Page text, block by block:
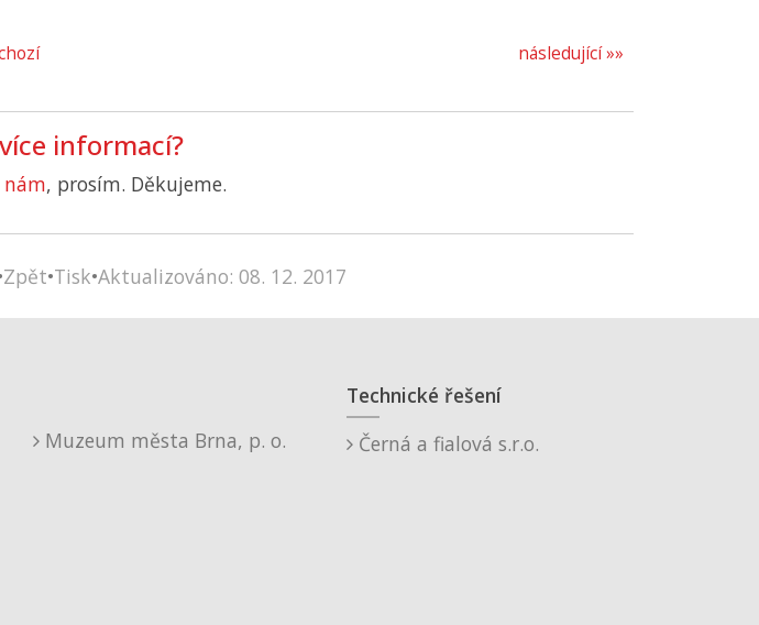
následující »»
informací?
, prosím. Děkujeme.
Zpět•Tisk•Aktualizováno: 08. 12. 2017
Muzeum města Brna, p. o.
Technické řešení
Černá a fialová s.r.o.